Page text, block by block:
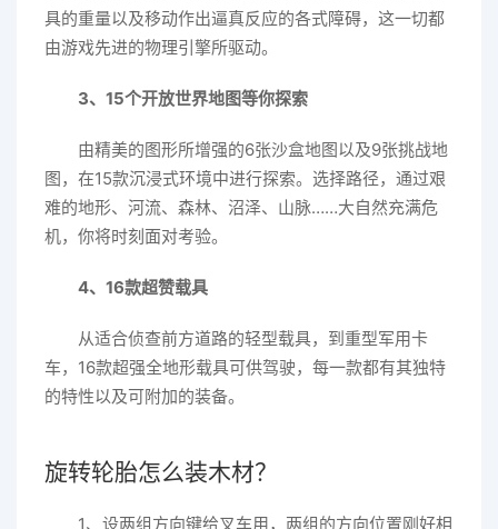
具的重量以及移动作出逼真反应的各式障碍，这一切都
由游戏先进的物理引擎所驱动。
3、15个开放世界地图等你探索
由精美的图形所增强的6张沙盒地图以及9张挑战地
图，在15款沉浸式环境中进行探索。选择路径，通过艰
难的地形、河流、森林、沼泽、山脉……大自然充满危
机，你将时刻面对考验。
4、16款超赞载具
从适合侦查前方道路的轻型载具，到重型军用卡
车，16款超强全地形载具可供驾驶，每一款都有其独特
的特性以及可附加的装备。
旋转轮胎怎么装木材？
1、设两组方向键给叉车用，两组的方向位置刚好相